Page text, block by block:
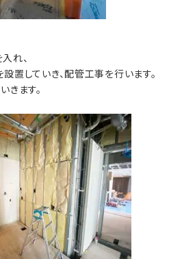
れ、
置していき、配管工事を行います。
きます。